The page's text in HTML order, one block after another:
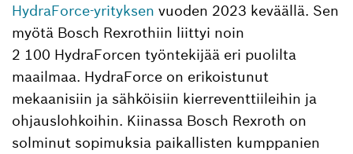
HydraForce-yrityksen vuoden 2023 keväällä. Sen
myötä Bosch Rexrothiin liittyi noin
2 100 HydraForcen työntekijää eri puolilta
maailmaa. HydraForce on erikoistunut
mekaanisiin ja sähköisiin kierreventtiileihin ja
ohjauslohkoihin. Kiinassa Bosch Rexroth on
solminut sopimuksia paikallisten kumppanien